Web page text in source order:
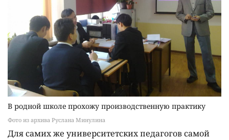
Фото из архива Руслана Минулина
В родной школе прохожу производственную практику
Для самих же университетских педагогов самой